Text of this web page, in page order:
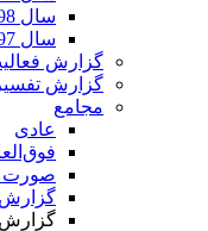
سال 1398
سال 1397
گزارش
گزارش
مجامع
عادی
صورت
گزارش